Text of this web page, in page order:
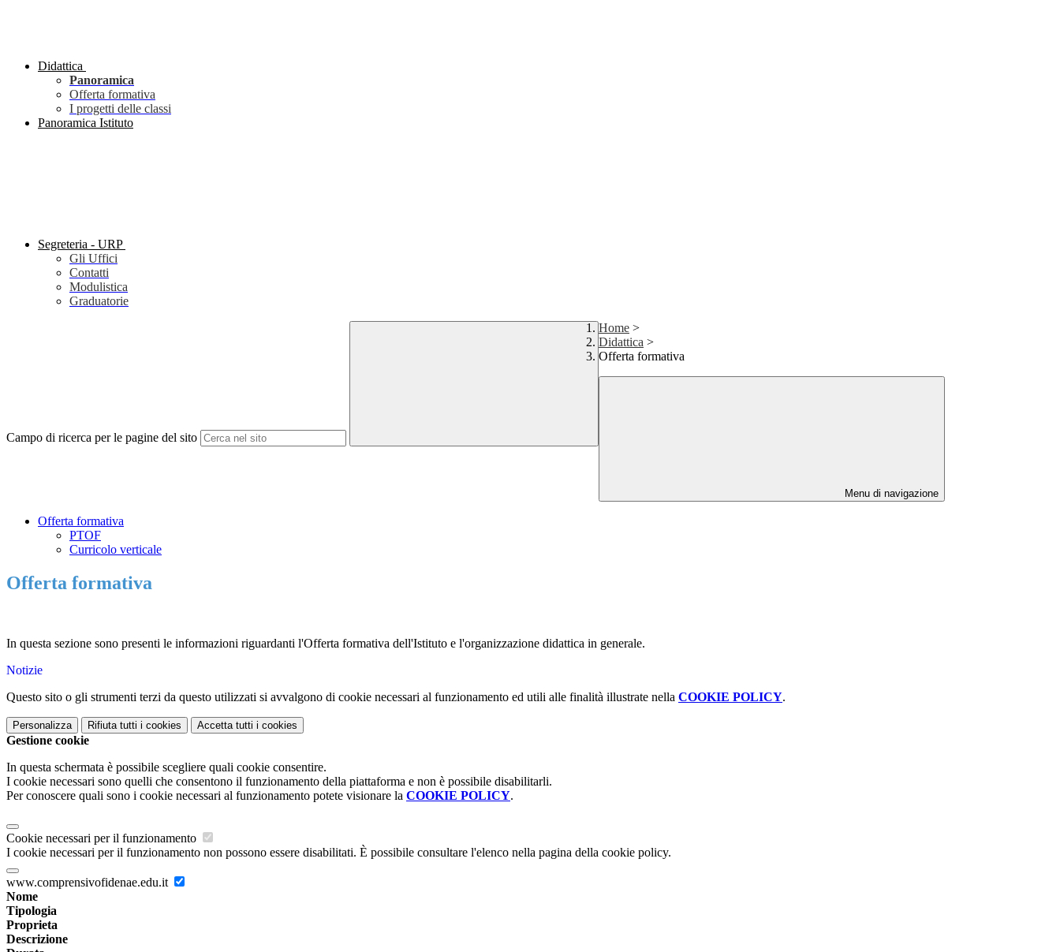
Didattica
Panoramica
Offerta formativa
I progetti delle classi
Panoramica Istituto
Segreteria - URP
Gli Uffici
Contatti
Modulistica
Graduatorie
Campo di ricerca per le pagine del sito
Home >
Didattica >
Offerta formativa
Menu di navigazione
Offerta formativa
PTOF
Curricolo verticale
Offerta formativa
In questa sezione sono presenti le informazioni riguardanti l'Offerta formativa dell'Istituto e l'organizzazione didattica in generale.
Notizie
Questo sito o gli strumenti terzi da questo utilizzati si avvalgono di cookie necessari al funzionamento ed utili alle finalità illustrate nella COOKIE POLICY.
Personalizza Rifiuta tutti i cookies Accetta tutti i cookies
Gestione cookie
In questa schermata è possibile scegliere quali cookie consentire.
I cookie necessari sono quelli che consentono il funzionamento della piattaforma e non è possibile disabilitarli.
Per conoscere quali sono i cookie necessari al funzionamento potete visionare la COOKIE POLICY.
Cookie necessari per il funzionamento
I cookie necessari per il funzionamento non possono essere disabilitati. È possibile consultare l'elenco nella pagina della cookie policy.
www.comprensivofidenae.edu.it
Nome
Tipologia
Proprieta
Descrizione